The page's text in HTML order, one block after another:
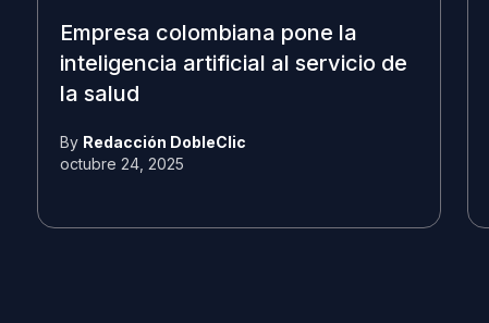
Empresa colombiana pone la
inteligencia artificial al servicio de
la salud
By Redacción DobleClic
octubre 24, 2025